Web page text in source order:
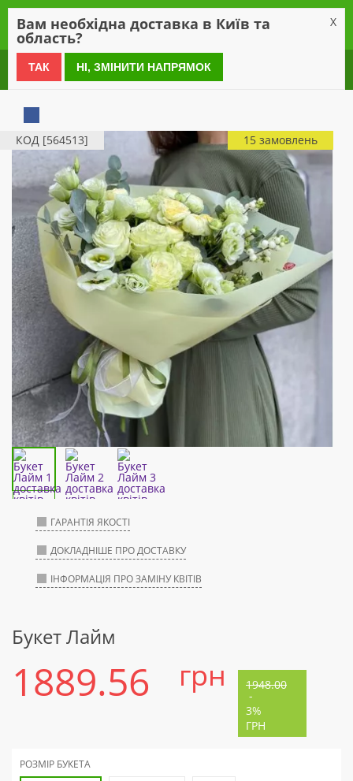
0 800 21 54 55
КОД [564513] 15 замовлень
ГАРАНТІЯ ЯКОСТІ
ДОКЛАДНІШЕ ПРО ДОСТАВКУ
ІНФОРМАЦІЯ ПРО ЗАМІНУ КВІТІВ
Букет Лайм
1889.56 грн 1948.00
-
3%
ГРН
РОЗМІР БУКЕТА
Вам необхідна доставка в Київ та
область?
X
ТАК НІ, ЗМІНИТИ НАПРЯМОК